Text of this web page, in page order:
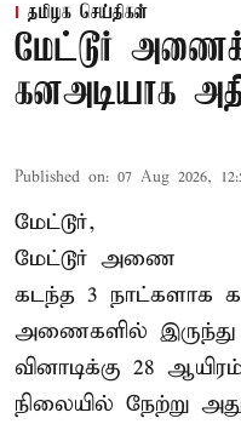
தமிழக செய்திகள்
மேட்டூர்
கனஅடியாக
Published on: 07 Aug 2026,
மேட்டூர்,
மேட்டூர் அணை
கடந்த 3 நாட்களாக
அணைகளில் இருந்து
வினாடிக்கு 28
நிலையில் நேற்று